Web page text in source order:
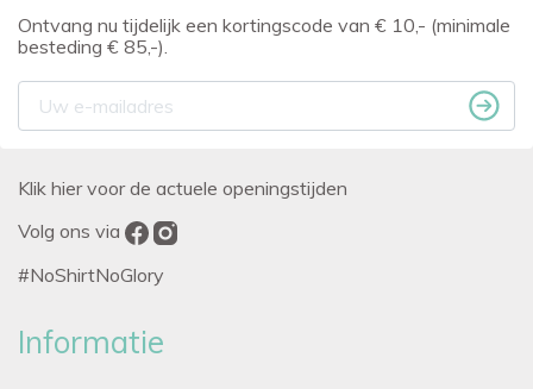
Ontvang nu tijdelijk een kortingscode van € 10,- (minimale
besteding € 85,-).
Klik hier voor de actuele openingstijden
Volg ons via
#NoShirtNoGlory
Informatie